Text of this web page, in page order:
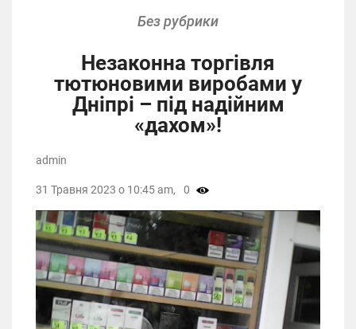
Без рубрики
Незаконна торгівля
тютюновими виробами у
Дніпрі – під надійним
«дахом»!
admin
31 Травня 2023 о 10:45 am, 0